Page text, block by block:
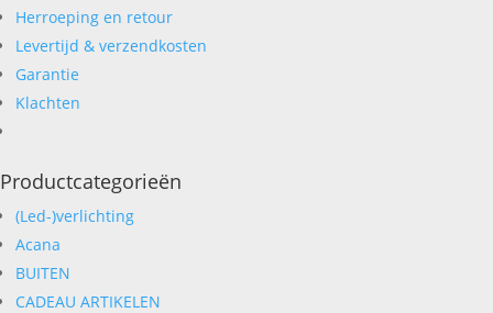
Herroeping en retour
Levertijd & verzendkosten
Garantie
Klachten
Productcategorieën
(Led-)verlichting
Acana
BUITEN
CADEAU ARTIKELEN